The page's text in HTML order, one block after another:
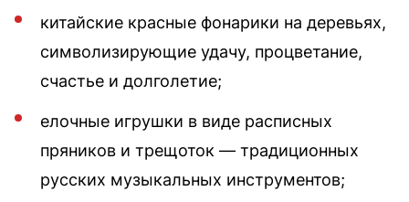
китайские красные фонарики на деревьях,
символизирующие удачу, процветание,
счастье и долголетие;
елочные игрушки в виде расписных
пряников и трещоток — традиционных
русских музыкальных инструментов;